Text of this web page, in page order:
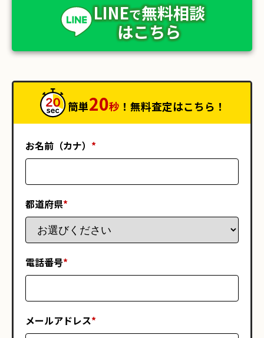
LINEで無料相談
はこちら
簡単20秒 ！無料査定はこちら！
お名前（カナ） *
都道府県*
電話番号*
メールアドレス*